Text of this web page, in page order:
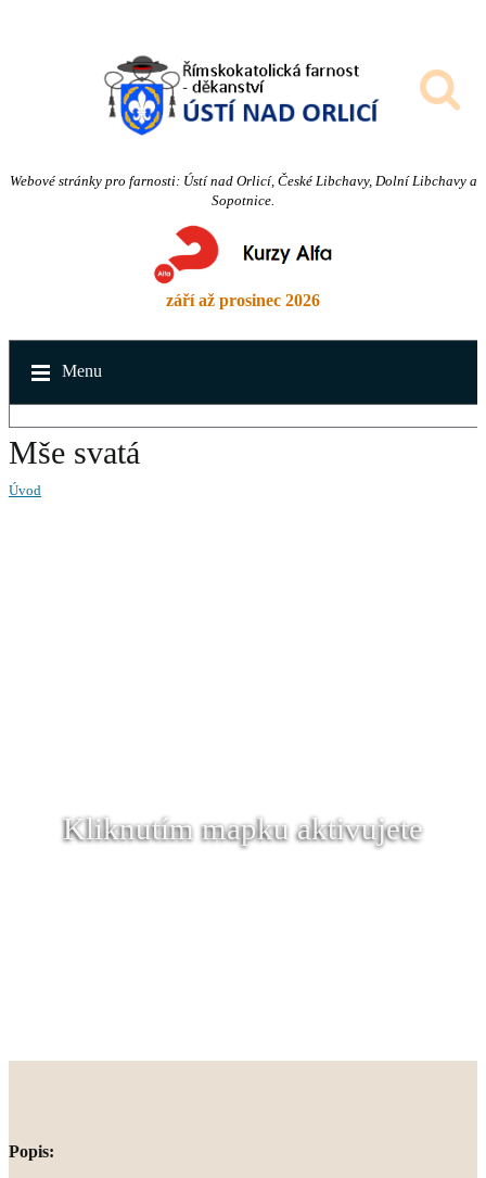
Webové stránky pro farnosti: Ústí nad Orlicí, České Libchavy, Dolní Libchavy a
Sopotnice.
září až prosinec 2026
Menu
Mše svatá
Úvod
Kliknutím mapku aktivujete
Popis: